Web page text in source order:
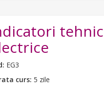
EG3
curs: 5 zile